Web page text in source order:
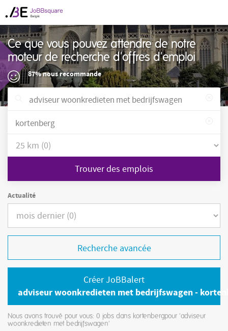
Ce que vous pouvez attendre de notre
moteur de recherche d'offres d'emploi
87% nous recommande
Trouver des emplois
Actualité
Recherche avancée
Créer JoBBalert
adviseur woonkredieten met bedrijfswagen -
Nous avons trouvé pour vous: 0 jobs dans kortenbergpour 'adviseur
woonkredieten met bedrijfswagen'